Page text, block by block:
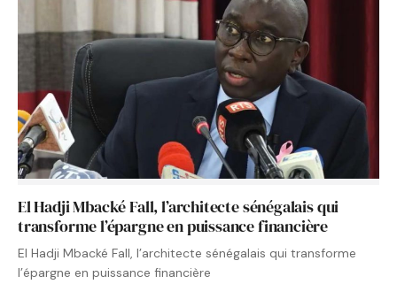
El Hadji Mbacké Fall, l’architecte sénégalais qui
transforme l’épargne en puissance financière
El Hadji Mbacké Fall, l’architecte sénégalais qui transforme
l’épargne en puissance financière